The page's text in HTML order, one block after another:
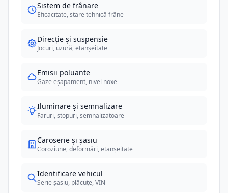
Sistem de frânare
Eficacitate, stare tehnică frâne
Direcție și suspensie
Jocuri, uzură, etanșeitate
Emisii poluante
Gaze eșapament, nivel noxe
Iluminare și semnalizare
Faruri, stopuri, semnalizatoare
Caroserie și șasiu
Coroziune, deformări, etanșeitate
Identificare vehicul
Serie șasiu, plăcuțe, VIN